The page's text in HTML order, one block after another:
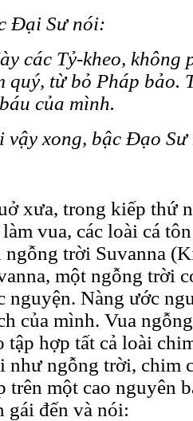
Ðại Sư nói:
các Tỷ-kheo, không
quý, từ bỏ Pháp bảo.
của mình.
vậy xong, bậc Ðạo Sư
xưa, trong kiếp thứ
vua, các loài cá
ngỗng trời Suvanna
một ngỗng trời
nguyện. Nàng ước
của mình. Vua
tập hợp tất cả loài
như ngỗng trời, chim
trên một cao nguyên
gái đến và nói: